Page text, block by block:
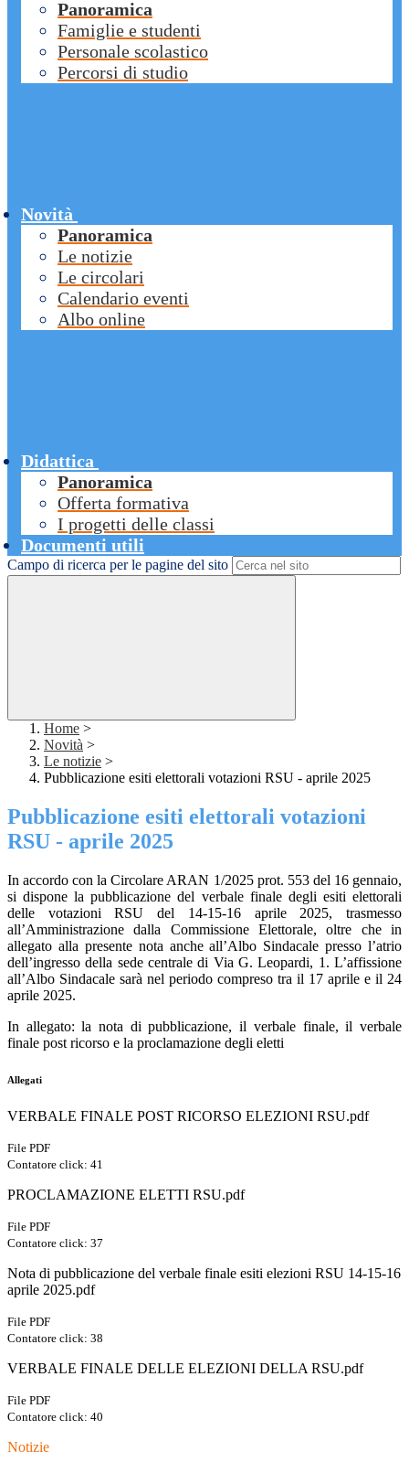
Panoramica
Famiglie e studenti
Personale scolastico
Percorsi di studio
Novità
Panoramica
Le notizie
Le circolari
Calendario eventi
Albo online
Didattica
Panoramica
Offerta formativa
I progetti delle classi
Documenti utili
Campo di ricerca per le pagine del sito
Home >
Novità >
Le notizie >
Pubblicazione esiti elettorali votazioni RSU - aprile 2025
Pubblicazione esiti elettorali votazioni
RSU - aprile 2025
In accordo con la Circolare ARAN 1/2025 prot. 553 del 16 gennaio,
si dispone la pubblicazione del verbale finale degli esiti elettorali
delle votazioni RSU del 14-15-16 aprile 2025, trasmesso
all’Amministrazione dalla Commissione Elettorale, oltre che in
allegato alla presente nota anche all’Albo Sindacale presso l’atrio
dell’ingresso della sede centrale di Via G. Leopardi, 1. L’affissione
all’Albo Sindacale sarà nel periodo compreso tra il 17 aprile e il 24
aprile 2025.
In allegato: la nota di pubblicazione, il verbale finale, il verbale
finale post ricorso e la proclamazione degli eletti
Allegati
VERBALE FINALE POST RICORSO ELEZIONI RSU.pdf
File PDF
Contatore click: 41
PROCLAMAZIONE ELETTI RSU.pdf
File PDF
Contatore click: 37
Nota di pubblicazione del verbale finale esiti elezioni RSU 14-15-16
aprile 2025.pdf
File PDF
Contatore click: 38
VERBALE FINALE DELLE ELEZIONI DELLA RSU.pdf
File PDF
Contatore click: 40
Notizie